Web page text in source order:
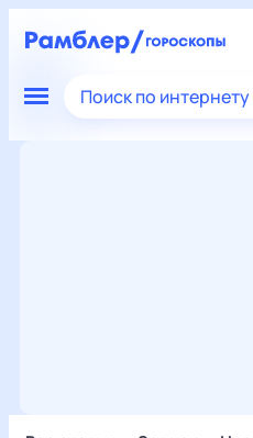
Поиск по интернету